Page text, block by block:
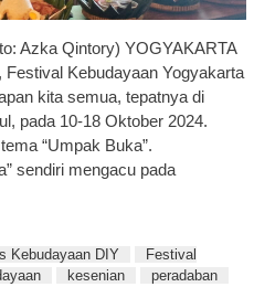
Azka Qintory) YOGYAKARTA
Kebudayaan Yogyakarta
kita semua, tepatnya di
pada 10-18 Oktober 2024.
“Umpak Buka”.
sendiri mengacu pada
Kebudayaan DIY
Festival
kesenian
peradaban